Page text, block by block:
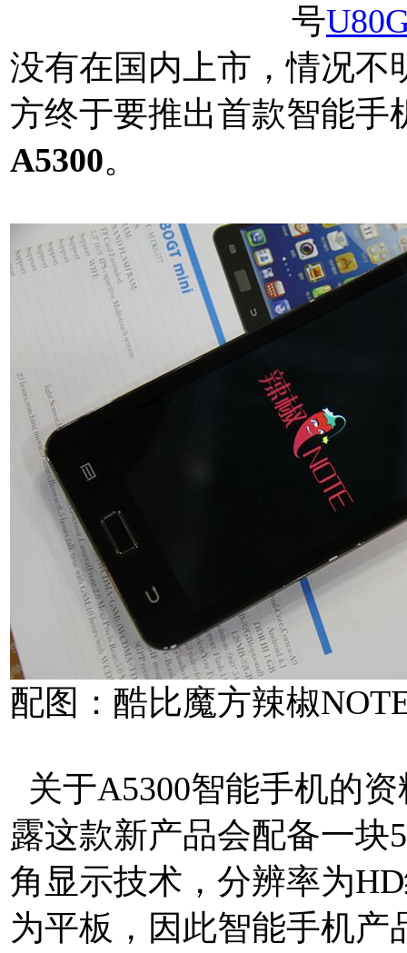
号
没有在国内上市，情况不
方终于要推出首款智能手
A5300。
配图：酷比魔方辣椒
关于A5300智能手机的
露这款新产品会配备一块
角显示技术，分辨率为
为平板，因此智能手机